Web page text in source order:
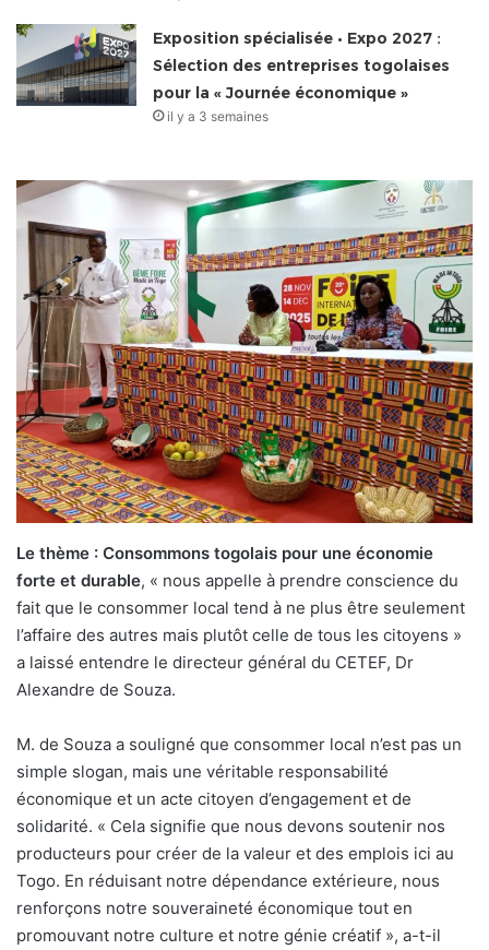
Exposition spécialisée • Expo 2027 :
Sélection des entreprises togolaises
pour la « Journée économique »
il y a 3 semaines
Le thème : Consommons togolais pour une économie
forte et durable, « nous appelle à prendre conscience du
fait que le consommer local tend à ne plus être seulement
l’affaire des autres mais plutôt celle de tous les citoyens »
a laissé entendre le directeur général du CETEF, Dr
Alexandre de Souza.
M. de Souza a souligné que consommer local n’est pas un
simple slogan, mais une véritable responsabilité
économique et un acte citoyen d’engagement et de
solidarité. « Cela signifie que nous devons soutenir nos
producteurs pour créer de la valeur et des emplois ici au
Togo. En réduisant notre dépendance extérieure, nous
renforçons notre souveraineté économique tout en
promouvant notre culture et notre génie créatif », a-t-il